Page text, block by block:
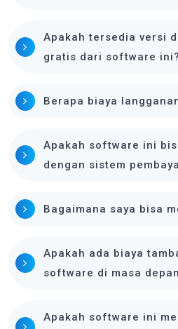
Apakah tersedia versi
gratis dari software ini?
Berapa biaya
Apakah software ini
dengan sistem
Bagaimana saya bisa
Apakah ada biaya
software di masa
Apakah software ini